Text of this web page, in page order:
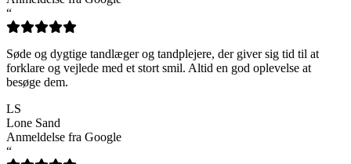
“
Søde og dygtige tandlæger og tandplejere, der giver sig tid til at
forklare og vejlede med et stort smil. Altid en god oplevelse at
besøge dem.
LS
Lone Sand
Anmeldelse fra Google
“